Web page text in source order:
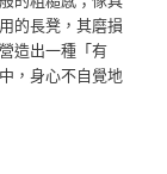
的長凳，其磨損
造出一種「有
，身心不自覺地